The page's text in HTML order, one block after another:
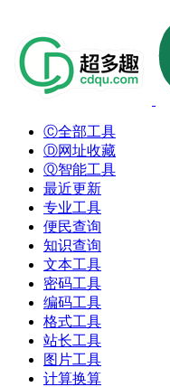
Ⓒ全部工具
Ⓓ网址收藏
Ⓠ智能工具
最近更新
专业工具
便民查询
知识查询
文本工具
密码工具
编码工具
格式工具
站长工具
图片工具
计算换算